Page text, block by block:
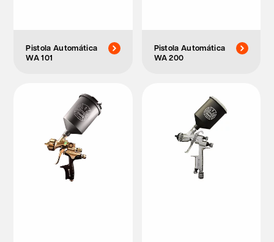
Pistola Automática
WA 101
Pistola Automática
WA 200